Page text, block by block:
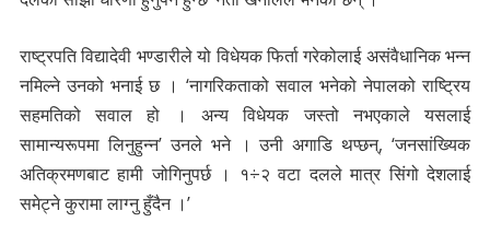
राष्ट्रपति विद्यादेवी भण्डारीले यो विधेयक फिर्ता गरेकोलाई असंवैधानिक भन्न
नमिल्ने उनको भनाई छ । ‘नागरिकताको सवाल भनेको नेपालको राष्ट्रिय
सहमतिको सवाल हो । अन्य विधेयक जस्तो नभएकाले यसलाई
सामान्यरूपमा लिनुहुन्न’ उनले भने । उनी अगाडि थप्छन्, ‘जनसांख्यिक
अतिक्रमणबाट हामी जोगिनुपर्छ । १÷२ वटा दलले मात्र सिंगो देशलाई
समेट्ने कुरामा लाग्नु हुँदैन ।’